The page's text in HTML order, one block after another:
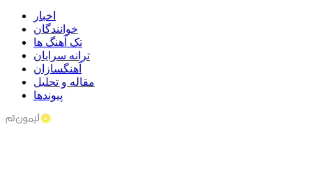
اخبار
خوانندگان
تک آهنگ ها
ترانه سرایان
آهنگسازان
مقاله و تحلیل
پیوندها